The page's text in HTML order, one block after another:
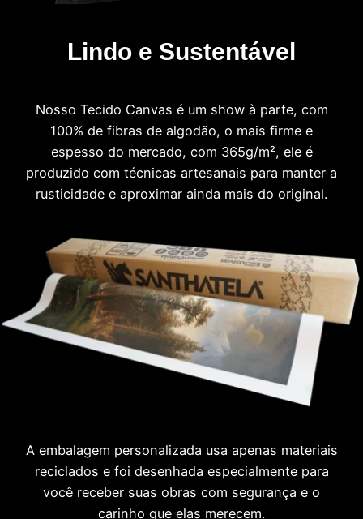
Lindo e Sustentável
Nosso Tecido Canvas é um show à parte, com
100% de fibras de algodão, o mais firme e
espesso do mercado, com 365g/m², ele é
produzido com técnicas artesanais para manter a
rusticidade e aproximar ainda mais do original.
A embalagem personalizada usa apenas materiais
reciclados e foi desenhada especialmente para
você receber suas obras com segurança e o
carinho que elas merecem.